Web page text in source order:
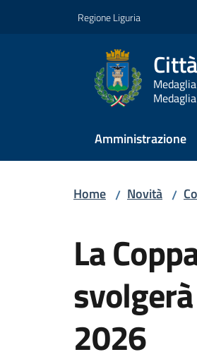
Regione Liguria
Amministrazione
Home / Novità /
La
2026